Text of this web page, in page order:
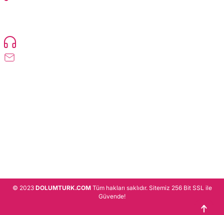
© 2023 DOLUMTURK.COMTüm hakları saklıdır. Sitemiz 256 Bit SSL ile
Güvende!